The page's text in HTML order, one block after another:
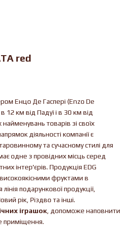
red
Енцо Де Гаспері (Enzo De
12 км від Падуї і в 30 км від
товарів зі своїх
діяльності компанії є
та сучасному стилі для
одне з провідних місць серед
інтер'єрів. Продукція EDG
фруктами в
подарункової продукції,
рік, Різдво та інші.
іграшок , допоможе наповнити
приміщення.